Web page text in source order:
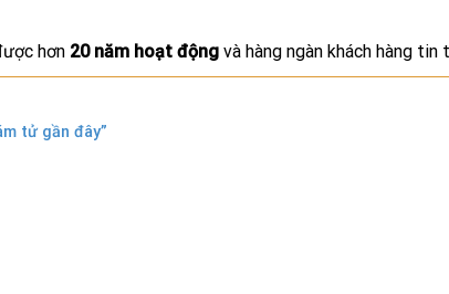
hơn 20 năm hoạt động và hàng ngàn khách hàng tin
tử gần đây”